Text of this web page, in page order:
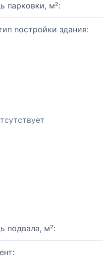
парковки, м²:
постройки здания:
подвала, м²: